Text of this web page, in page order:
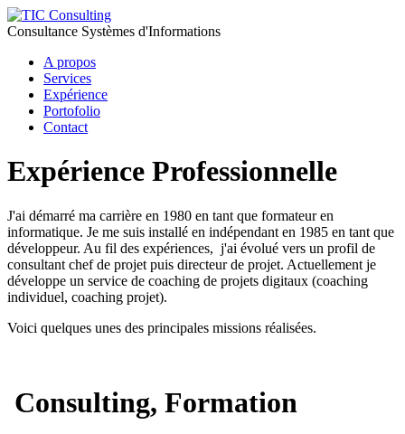
Consultance Systèmes d'Informations
A propos
Services
Expérience
Portofolio
Contact
Expérience Professionnelle
J'ai démarré ma carrière en 1980 en tant que formateur en
informatique. Je me suis installé en indépendant en 1985 en tant que
développeur. Au fil des expériences, j'ai évolué vers un profil de
consultant chef de projet puis directeur de projet. Actuellement je
développe un service de coaching de projets digitaux (coaching
individuel, coaching projet).
Voici quelques unes des principales missions réalisées.
Consulting, Formation